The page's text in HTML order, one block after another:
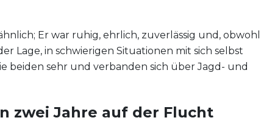
Er war ruhig, ehrlich, zuverlässig und, obwohl
Lage, in schwierigen Situationen mit sich selbst
beiden sehr und verbanden sich über Jagd- und
zwei Jahre auf der Flucht